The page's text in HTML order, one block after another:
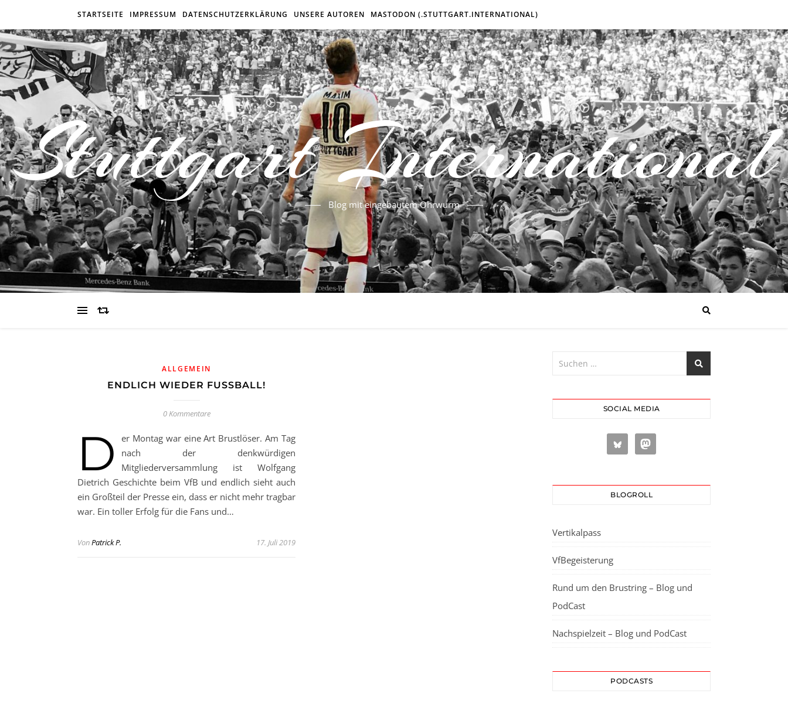
STARTSEITE IMPRESSUM DATENSCHUTZERKLÄRUNG UNSERE AUTOREN MASTODON (.STUTTGART.INTERNATIONAL)
Stuttgart International
Blog mit eingebautem Ohrwurm
ALLGEMEIN
ENDLICH WIEDER FUSSBALL!
0 Kommentare
D
er Montag war eine Art Brustlöser. Am Tag
nach der denkwürdigen
Mitgliederversammlung ist Wolfgang
Dietrich Geschichte beim VfB und endlich sieht auch
ein Großteil der Presse ein, dass er nicht mehr tragbar
war. Ein toller Erfolg für die Fans und…
VonPatrick P. 17. Juli 2019
SOCIAL MEDIA
BLOGROLL
Vertikalpass
VfBegeisterung
Rund um den Brustring – Blog und
PodCast
Nachspielzeit – Blog und PodCast
PODCASTS